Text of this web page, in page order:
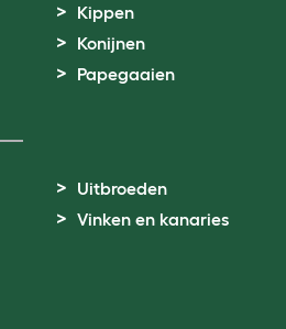
Kippen
Konijnen
Papegaaien
Uitbroeden
Vinken en kanaries